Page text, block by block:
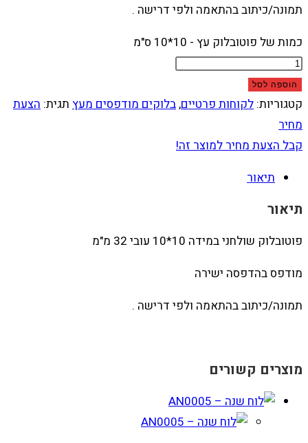
תמונה/כיתוב בהתאמה ולפי דרישה .
כמות של פוטובלוק עץ - 10*10 ס"מ
הוספה לסל
קטגוריות: לקוחות פרטיים,בלוקים מודפסים מעץ תגית: הצעת
מחיר
קבל הצעת מחיר למוצר זה!
תיאור
תיאור
פוטובלוק שולחני במידה 10*10 עובי 32 מ"מ
מודפס בהדפסה ישירה
תמונה/כיתוב בהתאמה ולפי דרישה .
מוצרים קשורים